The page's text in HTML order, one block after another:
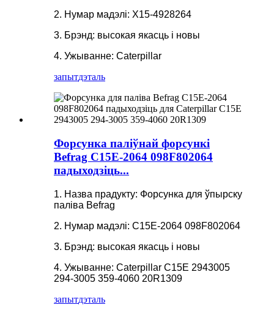
2. Нумар мадэлі: X15-4928264
3. Брэнд: высокая якасць і новы
4. Ужыванне: Caterpillar
запытдэталь
Форсунка паліўнай форсункі
Befrag C15E-2064 098F802064
падыходзіць...
1. Назва прадукту: Форсунка для ўпырску
паліва Befrag
2. Нумар мадэлі: C15E-2064 098F802064
3. Брэнд: высокая якасць і новы
4. Ужыванне: Caterpillar C15E 2943005
294-3005 359-4060 20R1309
запытдэталь